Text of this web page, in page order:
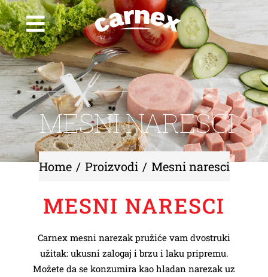
Skip
to
contentToggle
Navigation
NAŠA PRIČA
ISTORIJAT KOMPANIJE
PROIZVODI
DRUŠTVENA ODGOVORNOST
NOVOSTI
MESNI NARESCI
Home Proizvodi Mesni naresci
MESNI NARESCI
Carnex mesni narezak pružiće vam dvostruki
užitak: ukusni zalogaj i brzu i laku pripremu.
Možete da se konzumira kao hladan narezak uz